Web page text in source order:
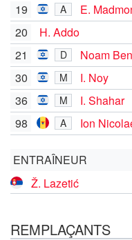
19
A E.
20
H. Addo
21
D
Noam
30
M
I. Noy
36
M I. Shahar
98 A Ion
ENTRAÎNEUR
Ž. Lazetić
REMPLAÇANTS